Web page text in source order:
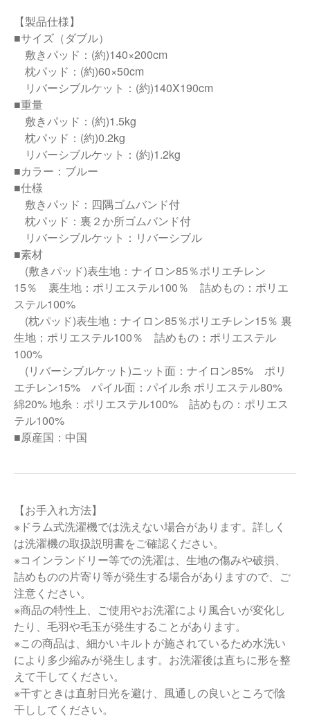
【製品仕様】
■サイズ（ダブル）
敷きパッド：(約)140×200cm
枕パッド：(約)60×50cm
リバーシブルケット：(約)140X190cm
■重量
敷きパッド：(約)1.5kg
枕パッド：(約)0.2kg
リバーシブルケット：(約)1.2kg
■カラー：ブルー
■仕様
敷きパッド：四隅ゴムバンド付
枕パッド：裏２か所ゴムバンド付
リバーシブルケット：リバーシブル
■素材
(敷きパッド)表生地：ナイロン85％ポリエチレン
15％ 裏生地：ポリエステル100％ 詰めもの：ポリエ
ステル100%
(枕パッド)表生地：ナイロン85％ポリエチレン15％ 裏
生地：ポリエステル100％ 詰めもの：ポリエステル
100%
(リバーシブルケット)ニット面：ナイロン85% ポリ
エチレン15% パイル面：パイル糸 ポリエステル80%
綿20% 地糸：ポリエステル100% 詰めもの：ポリエス
テル100%
■原産国：中国
【お手入れ方法】
※ドラム式洗濯機では洗えない場合があります。詳しく
は洗濯機の取扱説明書をご確認ください。
※コインランドリー等での洗濯は、生地の傷みや破損、
詰めものの片寄り等が発生する場合がありますので、ご
注意ください。
※商品の特性上、ご使用やお洗濯により風合いが変化し
たり、毛羽や毛玉が発生することがあります。
※この商品は、細かいキルトが施されているため水洗い
により多少縮みが発生します。お洗濯後は直ちに形を整
えて干してください。
※干すときは直射日光を避け、風通しの良いところで陰
干ししてください。